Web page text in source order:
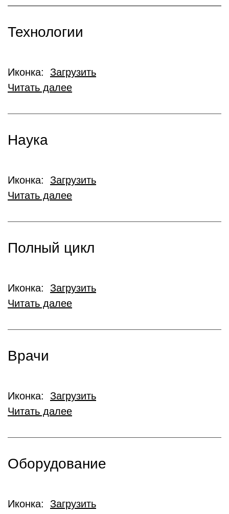
Технологии
Иконка: Загрузить
Читать далее
Наука
Иконка: Загрузить
Читать далее
Полный цикл
Иконка: Загрузить
Читать далее
Врачи
Иконка: Загрузить
Читать далее
Оборудование
Иконка: Загрузить